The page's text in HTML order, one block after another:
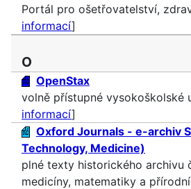
Portál pro ošetřovatelství,
informací]
O
OpenStax
volně přístupné vysokoškolské
informací]
Oxford Journals - e-archiv
Technology, Medicine)
plné texty historického archivu
medicíny, matematiky a